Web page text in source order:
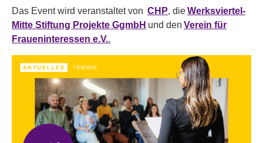
Das Event wird veranstaltet von CHP, dieWerksviertel-
Mitte Stiftung Projekte GgmbH und den Verein für
Fraueninteressen e.V..